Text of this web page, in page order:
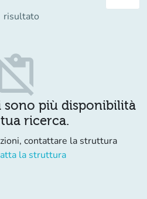
risultato
più disponibilità
ricerca.
contattare la struttura
la struttura